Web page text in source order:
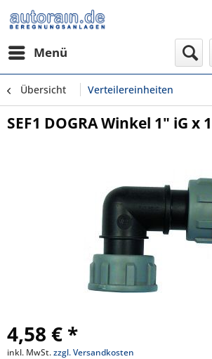
Menü
Übersicht Verteilereinheiten
SEF1 DOGRA Winkel 1" iG x
4,58 € *
inkl. MwSt.zzgl. Versandkosten